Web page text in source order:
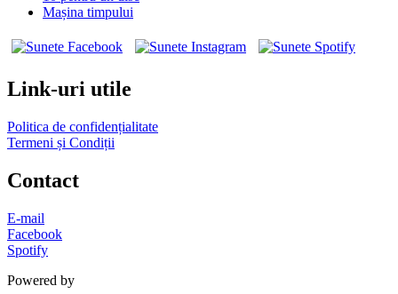
Mașina timpului
Link-uri utile
Politica de confidențialitate
Termeni și Condiții
Contact
E-mail
Facebook
Spotify
Powered by